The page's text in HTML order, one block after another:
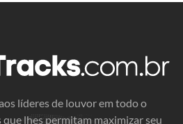
líderes de louvor em todo o
lhes permitam maximizar seu